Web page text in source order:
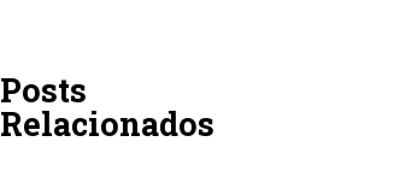
Posts
Relacionados